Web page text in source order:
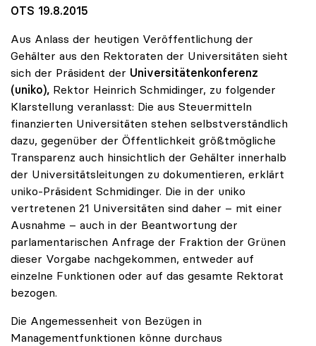
OTS 19.8.2015
Aus Anlass der heutigen Veröffentlichung der
Gehälter aus den Rektoraten der Universitäten sieht
sich der Präsident der Universitätenkonferenz
(uniko), Rektor Heinrich Schmidinger, zu folgender
Klarstellung veranlasst: Die aus Steuermitteln
finanzierten Universitäten stehen selbstverständlich
dazu, gegenüber der Öffentlichkeit größtmögliche
Transparenz auch hinsichtlich der Gehälter innerhalb
der Universitätsleitungen zu dokumentieren, erklärt
uniko-Präsident Schmidinger. Die in der uniko
vertretenen 21 Universitäten sind daher – mit einer
Ausnahme – auch in der Beantwortung der
parlamentarischen Anfrage der Fraktion der Grünen
dieser Vorgabe nachgekommen, entweder auf
einzelne Funktionen oder auf das gesamte Rektorat
bezogen.
Die Angemessenheit von Bezügen in
Managementfunktionen könne durchaus